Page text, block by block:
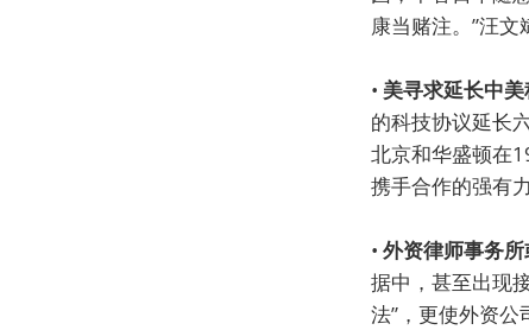
康当赌注。”汪
• 美寻求延长中
的科技协议延长
北京和华盛顿在
携手合作的强有力
• 外资律师事务
据中，甚至出现
法”，更使外资